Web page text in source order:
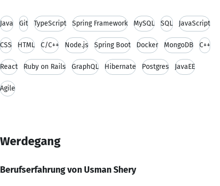
Java Git TypeScript Spring Framework MySQL SQL JavaScript
CSS HTML C/C++ Node.js Spring Boot Docker MongoDB C++
React Ruby on Rails GraphQL Hibernate Postgres JavaEE
Agile
Werdegang
Berufserfahrung von Usman Shery